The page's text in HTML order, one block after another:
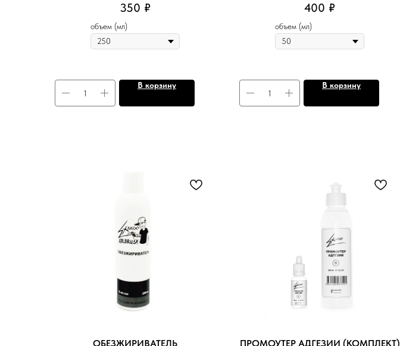
350 ₽
объем (мл)
В корзину
400 ₽
объем (мл)
В корзину
ОБЕЗЖИРИВАТЕЛЬ ПРОМОУТЕР АДГЕЗИИ (КОМПЛЕКТ)